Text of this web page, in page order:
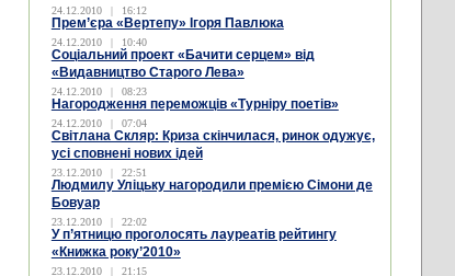
24.12.2010 | 16:12
Прем’єра «Вертепу» Ігоря Павлюка
24.12.2010 | 10:40
Соціальний проект «Бачити серцем» від
«Видавництво Старого Лева»
24.12.2010 | 08:23
Нагородження переможців «Турніру поетів»
24.12.2010 | 07:04
Світлана Скляр: Криза скінчилася, ринок одужує,
усі сповнені нових ідей
23.12.2010 | 22:51
Людмилу Уліцьку нагородили премією Сімони де
Бовуар
23.12.2010 | 22:02
У п’ятницю проголосять лауреатів рейтингу
«Книжка року’2010»
23.12.2010 | 21:15